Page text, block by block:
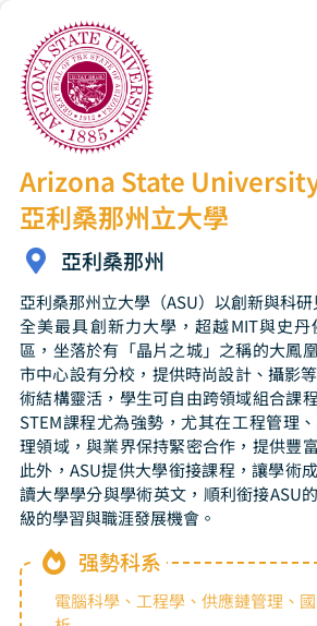
Arizona State
亞利桑那州立大學
亞利桑那州
亞利桑那州立大學（ASU）以創新與科
全美最具創新力大學，超越MIT與史
區，坐落於有「晶片之城」之稱的大鳳
市中心設有分校，提供時尚設計、攝影
術結構靈活，學生可自由跨領域組合課
STEM課程尤為強勢，尤其在工程管理
理領域，與業界保持緊密合作，提供豐
此外，ASU提供大學銜接課程，讓學術
讀大學學分與學術英文，順利銜接ASU
級的學習與職涯發展機會。
强勢科系
電腦科學、工程學、供應鏈管理、